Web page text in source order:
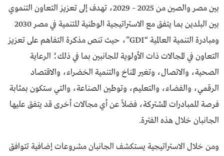
بين مصر والصين من 2025 – 2029، تهدف إلى تعزيز التعاون التنموي
بين البلدين بما يتفق مع الاستراتيجية الوطنية للتنمية في مصر 2030
ومبادرة التنمية العالمية “GDI”، حيث تنص مذكرة التفاهم على تعزيز
التعاون في المجالات ذات الأولوية للجانبين بما في ذلك؛ الرعاية
الصحية، والاتصال، وتغير المناخ والتنمية الخضراء، والاقتصاد
الرقمي، والفضاء، والتعليم، وتوطين الصناعة، والتي ستكون بمثابة
فرصة للمبادرات المشتركة، فضلاً عن أي مجالات أخرى قد يتفق عليها
الجانبان خلال هذه الفترة.
ومن خلال الاستراتيجية يستكشف الجانبان مشروعات إضافية تتوافق